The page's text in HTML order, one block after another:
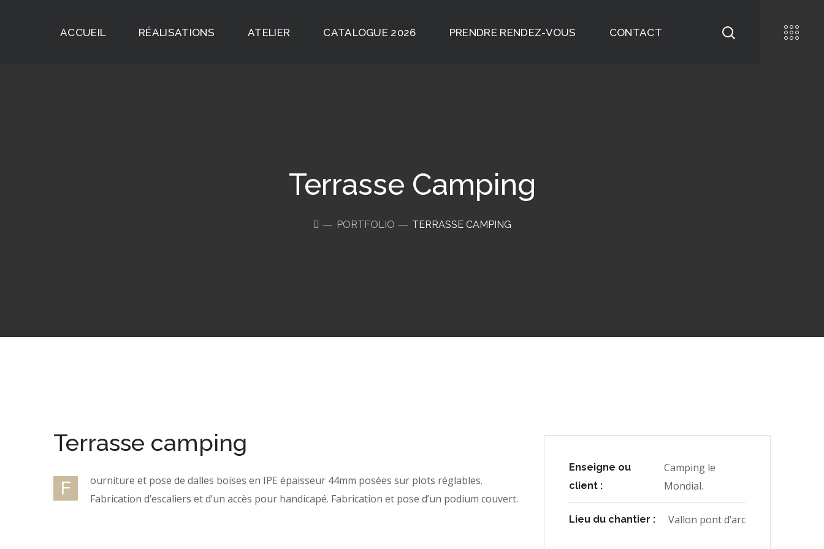
ACCUEIL RÉALISATIONS ATELIER CATALOGUE 2026 PRENDRE RENDEZ-VOUS CONTACT
Terrasse Camping
PORTFOLIO TERRASSE CAMPING
Terrasse camping
F
ourniture et pose de dalles boises en IPE épaisseur 44mm posées sur plots réglables.
Fabrication d’escaliers et d’un accès pour handicapé. Fabrication et pose d’un podium couvert.
Enseigne ou
client :
Camping le
Mondial.
Lieu du chantier : Vallon pont d’arc